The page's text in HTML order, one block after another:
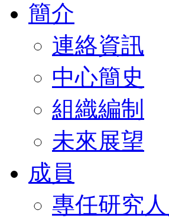
簡介
連絡資訊
中心簡史
組織編制
未來展望
成員
專任研究